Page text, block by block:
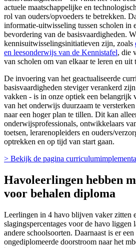
actuele maatschappelijke en
rol van ouders/opvoeders te betrekken.
informatie-uitwisseling tussen scholen in
bevordering van de basisvaardigheden.
kennisuitwisselingsinitiatieven zijn, zoals
en leesonderwijs van de Kennistafel, die
van scholen om van elkaar te leren en uit
De invoering van het geactualiseerde
basisvaardigheden steviger verankerd
vakken - is in onze optiek een
van het onderwijs duurzaam te
naar een hoger plan te tillen. Dit kan
onderwijsprofessionals, ontwikkelaars
toetsen, lerarenopleiders en ouders/
optrekken en op tijd van start gaan.
> Bekijk de pagina
Havoleerlingen hebben
voor behalen diploma
Leerlingen in 4 havo blijven vaker zitten
slagingspercentages voor de havo liggen
andere schoolsoorten. Daarnaast is er
ongediplomeerde doorstroom naar het